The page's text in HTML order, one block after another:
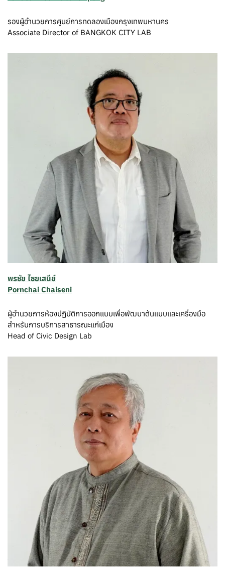
รองผู้อำนวยการศูนย์การทดลองเมืองกรุงเทพมหานคร
Associate Director of BANGKOK CITY LAB
พรชัย ไชยเสนีย์
Pornchai Chaiseni
ผู้อำนวยการห้องปฏิบัติการออกแบบเพื่อพัฒนาต้นแบบและเครื่องมือ
สำหรับการบริการสาธารณะแก่เมือง
Head of Civic Design Lab